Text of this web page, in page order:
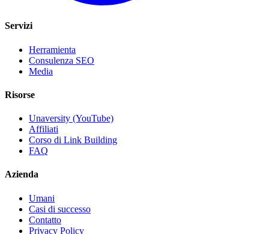
Servizi
Herramienta
Consulenza SEO
Media
Risorse
Unaversity (YouTube)
Affiliati
Corso di Link Building
FAQ
Azienda
Umani
Casi di successo
Contatto
Privacy Policy